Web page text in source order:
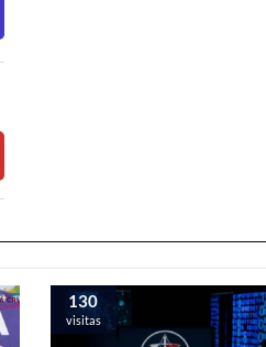
130
visitas